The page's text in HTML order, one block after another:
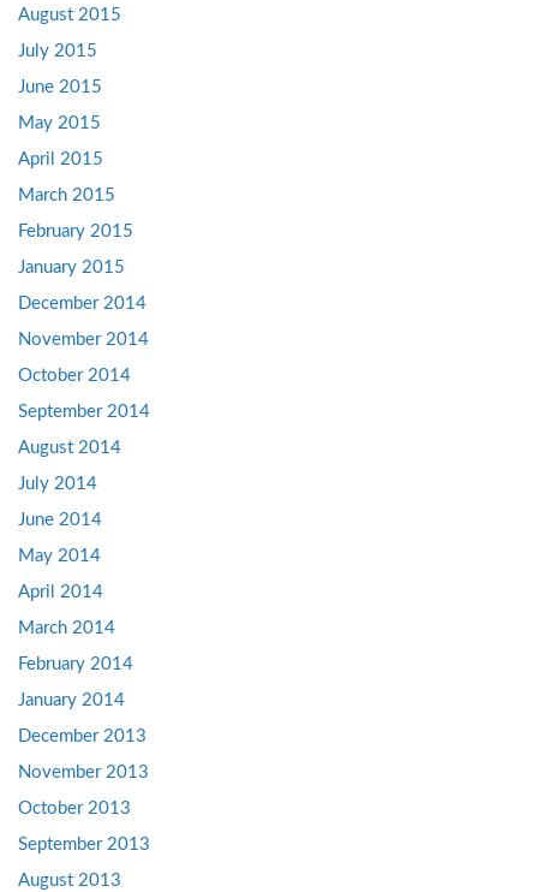
August 2015
July 2015
June 2015
May 2015
April 2015
March 2015
February 2015
January 2015
December 2014
November 2014
October 2014
September 2014
August 2014
July 2014
June 2014
May 2014
April 2014
March 2014
February 2014
January 2014
December 2013
November 2013
October 2013
September 2013
August 2013